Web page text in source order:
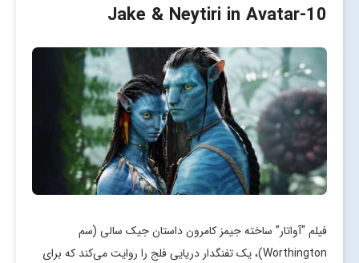
10
-Jake & Neytiri in Avatar
فیلم “آواتار” ساخته جیمز کامرون داستان جیک سالی (سم
Worthington)، یک تفنگدار دریایی فلج را روایت می‌کند که برای